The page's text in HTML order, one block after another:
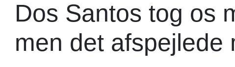
Dos Santos tog os
men det afspejlede